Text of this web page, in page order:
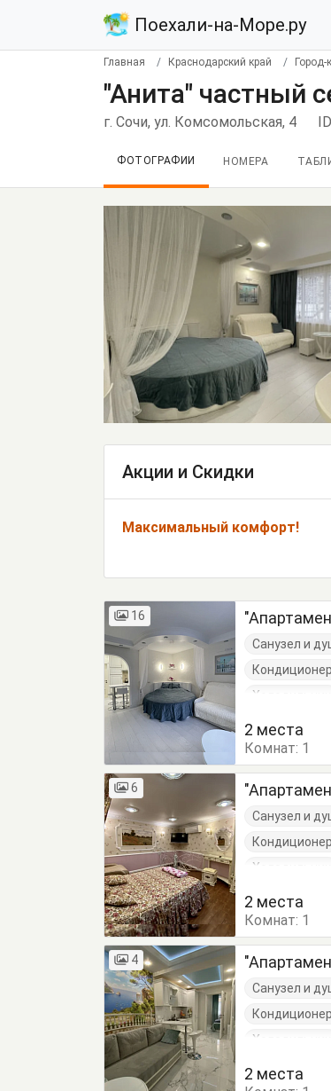
Поехали-на-Море.ру
Главная Краснодарский край Город-
"Анита" частный
г. Сочи, ул. Комсомольская, 4
ФОТОГРАФИИ НОМЕРА
Акции и Скидки
Максимальный комфорт!
16
Санузел и
Кондиционер
Холодильник
Кухонный
2 места
Комнат: 1
6
Санузел и
Кондиционер
Холодильник
Кровать
Стулья
2 места
Комнат: 1
4
Санузел и
Кондиционер
Холодильник
2 места